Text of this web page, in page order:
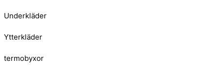
Underkläder
Ytterkläder
termobyxor